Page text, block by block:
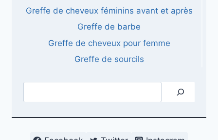
Greffe de cheveux féminins avant et après
Greffe de barbe
Greffe de cheveux pour femme
Greffe de sourcils